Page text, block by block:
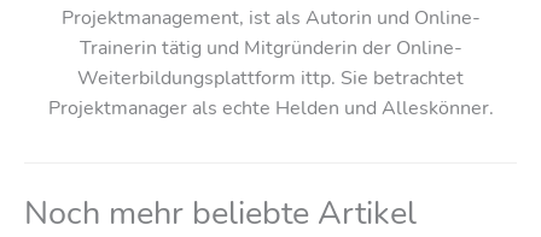
Projektmanagement, ist als Autorin und Online-
Trainerin tätig und Mitgründerin der Online-
Weiterbildungsplattform ittp. Sie betrachtet
Projektmanager als echte Helden und Alleskönner.
Noch mehr beliebte Artikel